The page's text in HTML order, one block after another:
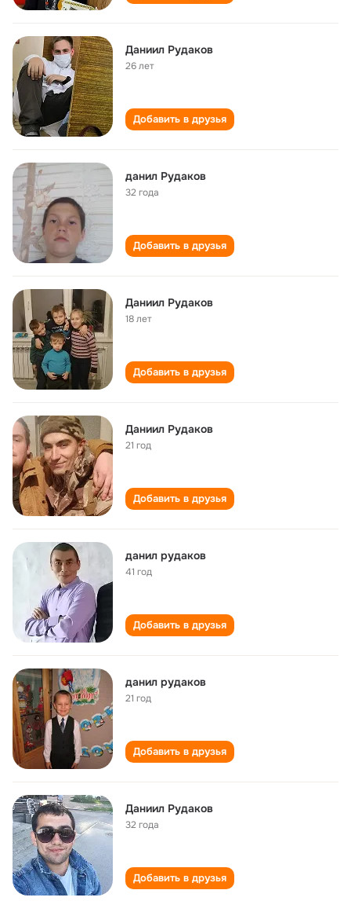
Даниил Рудаков
26 лет
Добавить в друзья
данил Рудаков
32 года
Добавить в друзья
Даниил Рудаков
18 лет
Добавить в друзья
Даниил Рудаков
21 год
Добавить в друзья
данил рудаков
41 год
Добавить в друзья
данил рудаков
21 год
Добавить в друзья
Даниил Рудаков
32 года
Добавить в друзья